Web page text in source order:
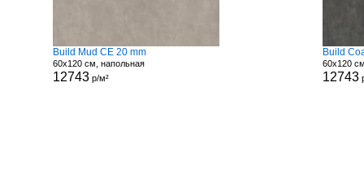
Build Mud CE 20 mm
60x120 см, напольная
12743 р/м²
Build
60x120
12743